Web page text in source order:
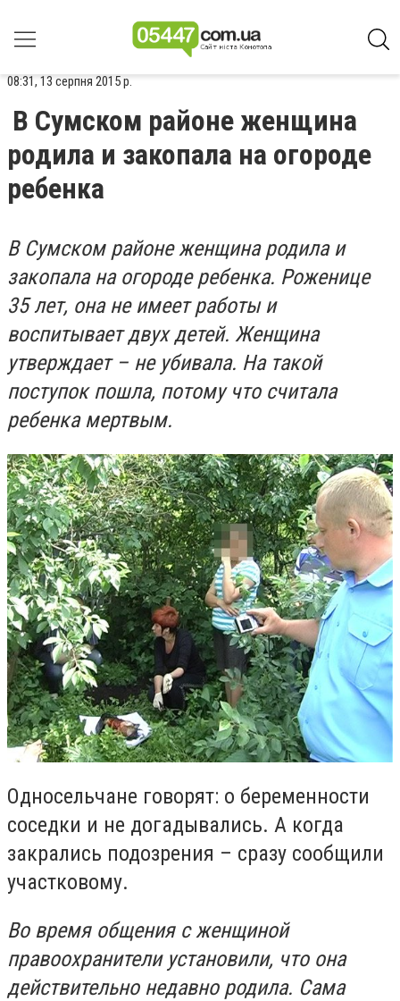
08:31, 13 серпня 2015 р.
В Cумском районе женщина
родила и закопала на огороде
ребенка
В Cумском районе женщина родила и
закопала на огороде ребенка. Роженице
35 лет, она не имеет работы и
воспитывает двух детей. Женщина
утверждает – не убивала. На такой
поступок пошла, потому что считала
ребенка мертвым.
Односельчане говорят: о беременности
соседки и не догадывались. А когда
закрались подозрения – сразу сообщили
участковому.
Во время общения с женщиной
правоохранители установили, что она
действительно недавно родила. Сама